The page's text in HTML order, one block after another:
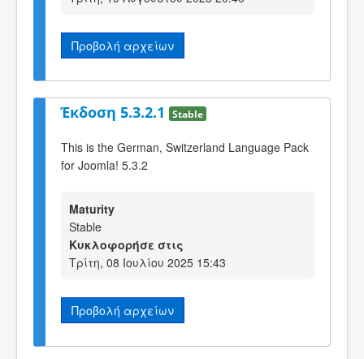
Προβολή αρχείων
Έκδοση 5.3.2.1 Stable
This is the German, Switzerland Language Pack
for Joomla! 5.3.2
Maturity
Stable
Κυκλοφορήσε στις
Τρίτη, 08 Ιουλίου 2025 15:43
Προβολή αρχείων